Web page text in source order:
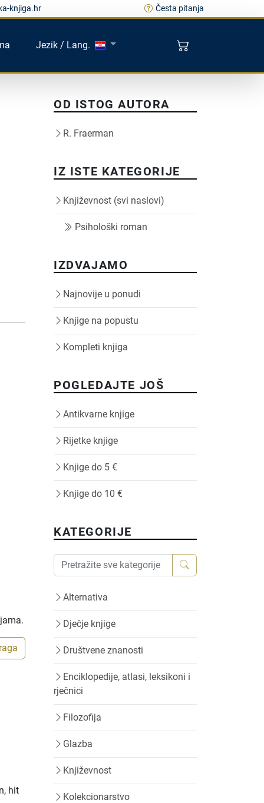
knjiga.hr Česta pitanja
Jezik / Lang.
hit
OD ISTOG AUTORA
R. Fraerman
IZ ISTE KATEGORIJE
Književnost (svi naslovi)
Psihološki roman
IZDVAJAMO
Najnovije u ponudi
Knjige na popustu
Kompleti knjiga
POGLEDAJTE JOŠ
Antikvarne knjige
Rijetke knjige
Knjige do 5 €
Knjige do 10 €
KATEGORIJE
Alternativa
Dječje knjige
Društvene znanosti
Enciklopedije, atlasi, leksikoni i
rječnici
Filozofija
Glazba
Književnost
Kolekcionarstvo